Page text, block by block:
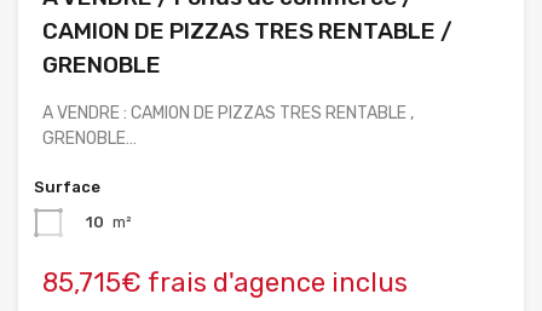
CAMION DE PIZZAS TRES RENTABLE /
GRENOBLE
A VENDRE : CAMION DE PIZZAS TRES RENTABLE ,
GRENOBLE…
Surface
10 m²
85,715€ frais d'agence inclus